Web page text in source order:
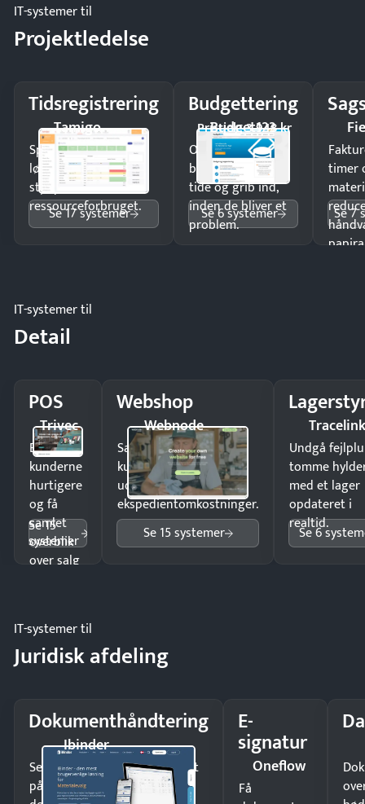
IT-systemer til
Projektledelse
Tidsregistrering
Tamigo
Spar tid på
lønberegning og få
styr på
ressourceforbruget.
Se 17 systemer
Budgettering
Budget123
Pristjek: 3.948 kr
Opdag
budgetafvigelser i
tide og grib ind,
inden de bliver et
problem.
Se 6 systemer
timer
Se 7
IT-systemer til
Detail
POS
Trivec
Ekspedér
kunderne
hurtigere
og få
samlet
overblik
over salg
Se 15
systemer
Webshop
Webnode
Sælg produkter 24/7 til
kunder i hele landet
uden
ekspedientomkostninger.
Se 15 systemer
Undgå
tomme
med et lager
opdateret i
realtid.
Se 6
IT-systemer til
Juridisk afdeling
Dokumenthåndtering
Ibinder
Send kontrakter til underskrift
på minutter og mist ingen
E-
signatur
Oneflow
Få